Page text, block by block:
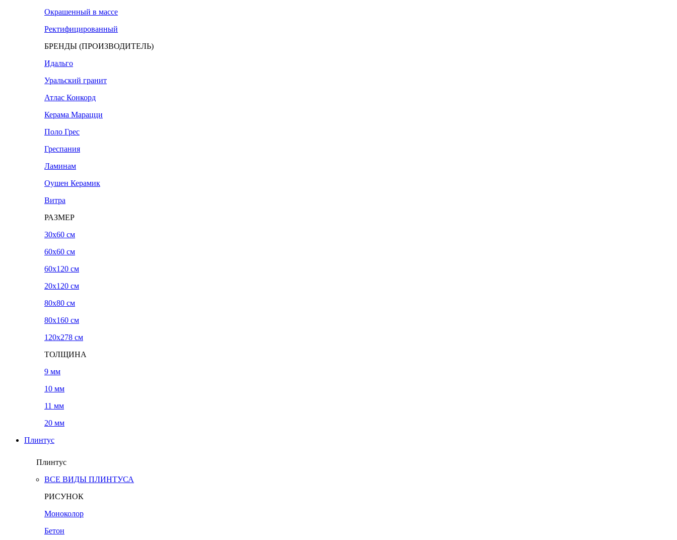
Окрашенный в массе
Ректифицированный
БРЕНДЫ (ПРОИЗВОДИТЕЛЬ)
Идальго
Уральский гранит
Атлас Конкорд
Керама Марацци
Поло Грес
Греспания
Ламинам
Оушен Керамик
Витра
РАЗМЕР
30x60 см
60x60 см
60x120 см
20х120 см
80x80 см
80x160 см
120х278 см
ТОЛЩИНА
9 мм
10 мм
11 мм
20 мм
Плинтус
Плинтус
ВСЕ ВИДЫ ПЛИНТУСА
РИСУНОК
Моноколор
Бетон